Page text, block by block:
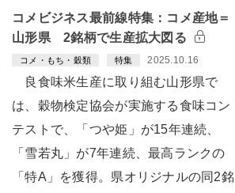
コメビジネス最前線特集：コメ産地＝
山形県 2銘柄で生産拡大図る
コメ・もち・穀類 特集 2025.10.16
良食味米生産に取り組む山形県で
は、穀物検定協会が実施する食味コン
テストで、「つや姫」が15年連続、
「雪若丸」が7年連続、最高ランクの
「特A」を獲得。県オリジナルの同2銘